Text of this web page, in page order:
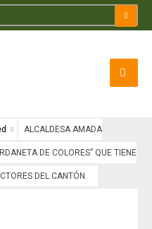
ALCALDESA AMADA
DE COLORES” QUE TIENE
DEL CANTÓN.